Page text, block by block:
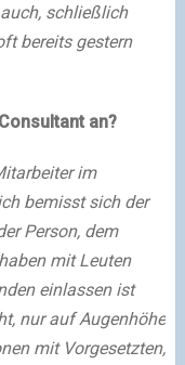
schließlich
bereits gestern
an?
im
bemisst sich der
Person, dem
mit Leuten
einlassen ist
nur auf Augenhöhe
mit Vorgesetzten,